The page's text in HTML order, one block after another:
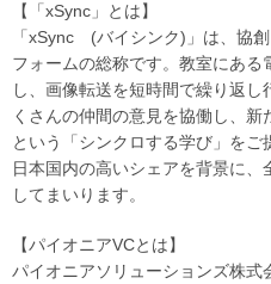
【「xSync」とは】
「xSync (バイシンク)」は、協
フォームの総称です。教室にあ
し、画像転送を短時間で繰り返
くさんの仲間の意見を協働し、
という「シンクロする学び」を
日本国内の高いシェアを背景に
してまいります。
【パイオニアVCとは】
パイオニアソリューションズ株